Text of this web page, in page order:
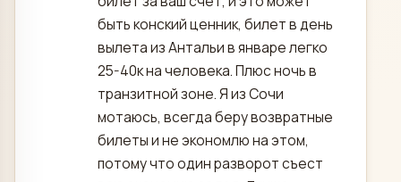
быть конский ценник, билет в день
вылета из Антальи в январе легко
25-40к на человека. Плюс ночь в
транзитной зоне. Я из Сочи
мотаюсь, всегда беру возвратные
билеты и не экономлю на этом,
потому что один разворот съест